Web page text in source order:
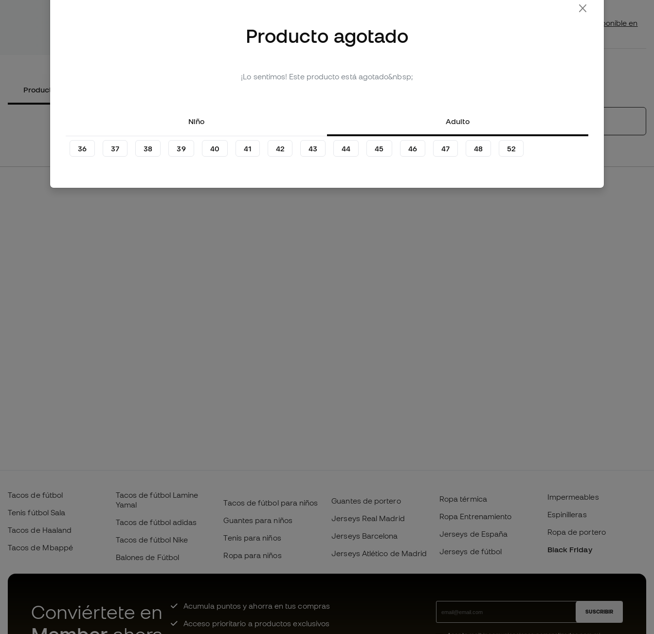
Productos alternativos
Comprueba si este producto está disponible en
Tacos de fútbol
Tenis fútbol Sala
Tacos de Haaland
Tacos de Mbappé
Tacos de fútbol Lamine
Yamal
Tacos de fútbol adidas
Tacos de fútbol Nike
Balones de Fútbol
Tacos de fútbol para niños
Guantes para niños
Tenis para niños
Ropa para niños
Guantes de portero
Jerseys Real Madrid
Jerseys Barcelona
Jerseys Atlético de Madrid
Ropa térmica
Ropa Entrenamiento
Jerseys de España
Jerseys de fútbol
Impermeables
Espinilleras
Ropa de portero
Black Friday
Conviértete en
Acumula puntos y ahorra en tus compras
Acceso prioritario a productos exclusivos
SUSCRIBIR
Producto agotado
¡Lo sentimos! Este producto está agotado&nbsp;
Niño Adulto
36 37 38 39 40 41 42 43 44 45 46 47 48 52